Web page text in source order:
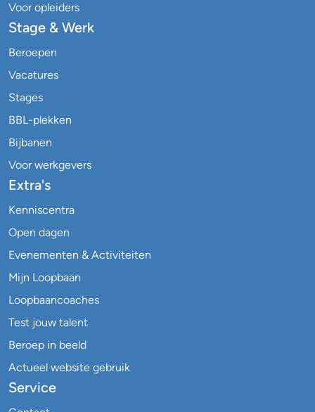
Voor opleiders
Stage & Werk
Beroepen
Vacatures
Stages
BBL-plekken
Bijbanen
Voor werkgevers
Extra's
Kenniscentra
Open dagen
Evenementen & Activiteiten
Mijn Loopbaan
Loopbaancoaches
Test jouw talent
Beroep in beeld
Actueel website gebruik
Service